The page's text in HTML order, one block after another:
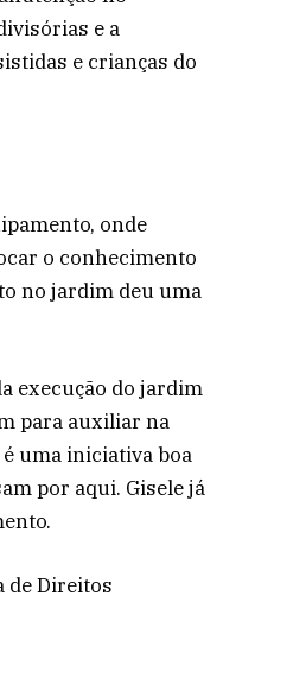
e a
e crianças do
onde
o conhecimento
no jardim deu uma
execução do jardim
para auxiliar na
uma iniciativa boa
por aqui. Gisele já
de Direitos